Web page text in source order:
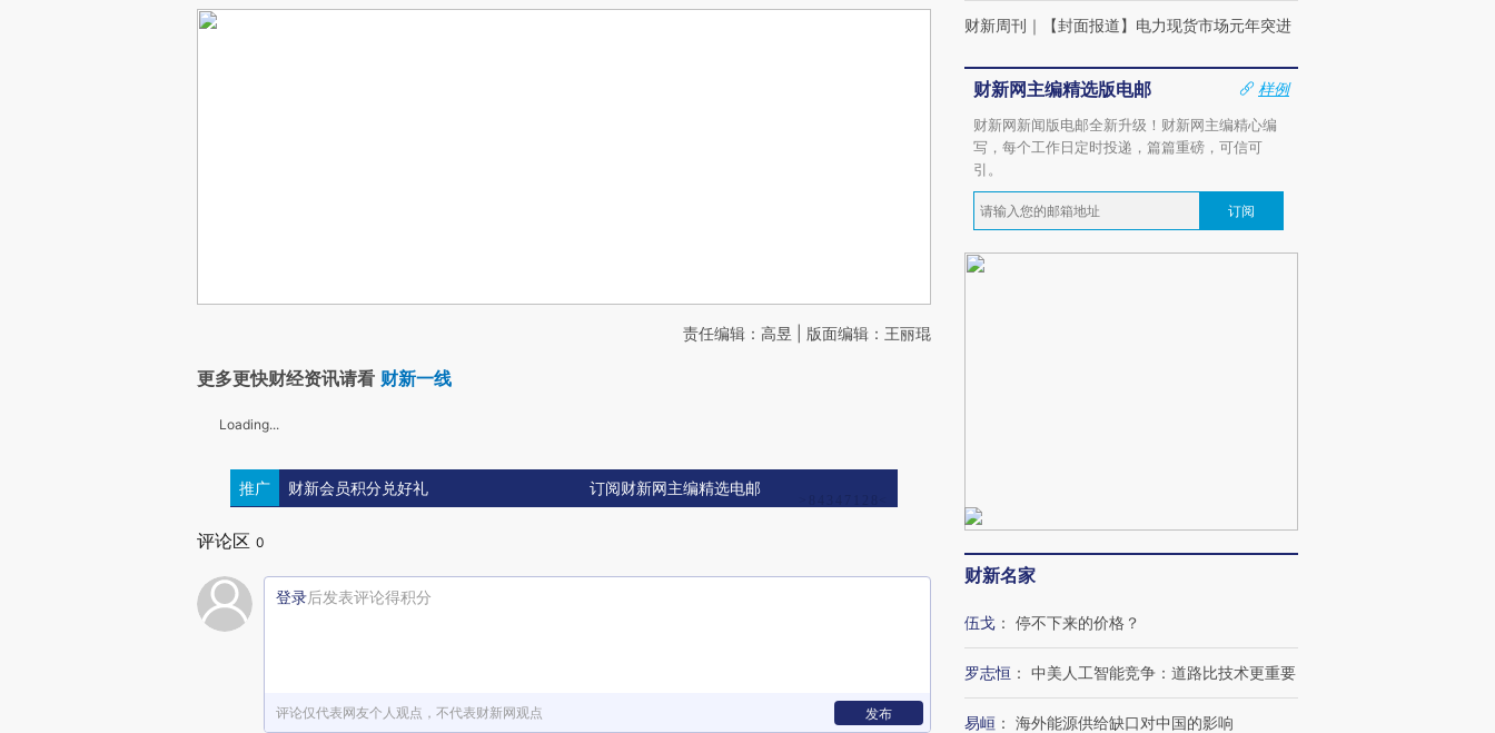
责任编辑：高昱 | 版面编辑：王丽琨
更多更快财经资讯请看 财新一线
Loading...
推广 财新会员积分兑好礼 订阅财新网主编精选电邮
评论区 0
登录后发表评论得积分
评论仅代表网友个人观点，不代表财新网观点 发布
财新周刊 ｜ 【封面报道】电力现货市场元年突进
财新网主编精选版电邮
样例
财新网新闻版电邮全新升级！财新网主编精心编
写，每个工作日定时投递，篇篇重磅，可信可
引。
订阅
财新名家
伍戈 ： 停不下来的价格？
罗志恒 ： 中美人工智能竞争：道路比技术更重要
易峘 ： 海外能源供给缺口对中国的影响